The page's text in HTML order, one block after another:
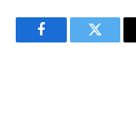
FacebookTwitter